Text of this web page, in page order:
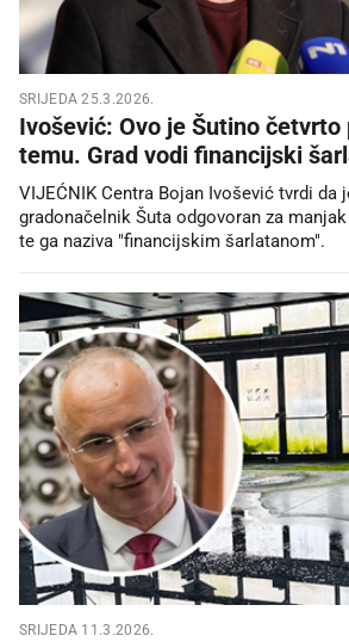
SRIJEDA 25.3.2026.
Ivošević: Ovo je Šutino
temu. Grad vodi financijski
VIJEĆNIK Centra Bojan Ivošević tvrdi da
gradonačelnik Šuta odgovoran za
te ga naziva "financijskim šarlatanom".
SRIJEDA 11.3.2026.